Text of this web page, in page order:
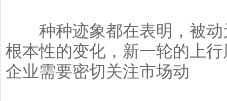
种种迹象都在表明，被动
根本性的变化，新一轮的上
企业需要密切关注市场动